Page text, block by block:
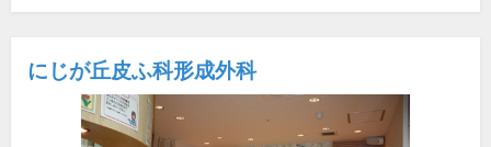
にじが丘皮ふ科形成外科